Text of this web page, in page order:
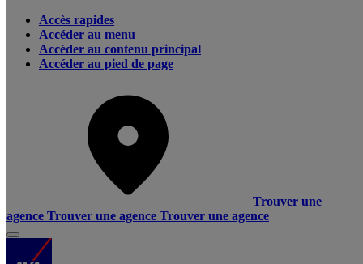
Accès rapides
Accéder au menu
Accéder au contenu principal
Accéder au pied de page
Trouver une
agence Trouver une agence Trouver une agence